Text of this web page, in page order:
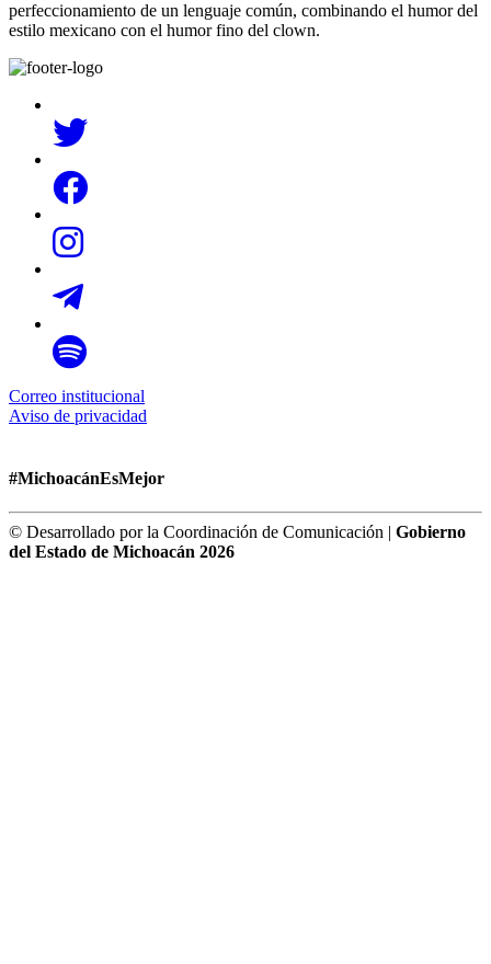
perfeccionamiento de un lenguaje común, combinando el humor del
estilo mexicano con el humor fino del clown.
Correo institucional
Aviso de privacidad
#MichoacánEsMejor
© Desarrollado por la Coordinación de Comunicación | Gobierno
del Estado de Michoacán 2026